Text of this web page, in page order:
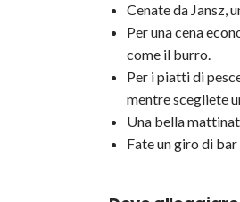
Cenate da Jansz,
Per una cena
come il burro.
Per i piatti di
mentre scegliete
Una bella
Fate un giro di